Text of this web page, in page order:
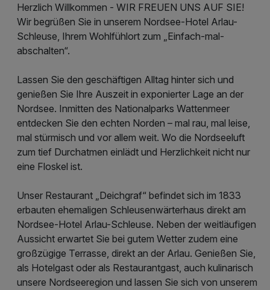
Herzlich Willkommen - WIR FREUEN UNS AUF SIE!
Wir begrüßen Sie in unserem Nordsee-Hotel Arlau-
Schleuse, Ihrem Wohlfühlort zum „Einfach-mal-
abschalten“.
Lassen Sie den geschäftigen Alltag hinter sich und
genießen Sie Ihre Auszeit in exponierter Lage an der
Nordsee. Inmitten des Nationalparks Wattenmeer
entdecken Sie den echten Norden – mal rau, mal leise,
mal stürmisch und vor allem weit. Wo die Nordseeluft
zum tief Durchatmen einlädt und Herzlichkeit nicht nur
eine Floskel ist.
Unser Restaurant „Deichgraf“ befindet sich im 1833
erbauten ehemaligen Schleusenwärterhaus direkt am
Nordsee-Hotel Arlau-Schleuse. Neben der weitläufigen
Aussicht erwartet Sie bei gutem Wetter zudem eine
großzügige Terrasse, direkt an der Arlau. Genießen Sie,
als Hotelgast oder als Restaurantgast, auch kulinarisch
unsere Nordseeregion und lassen Sie sich von unserem